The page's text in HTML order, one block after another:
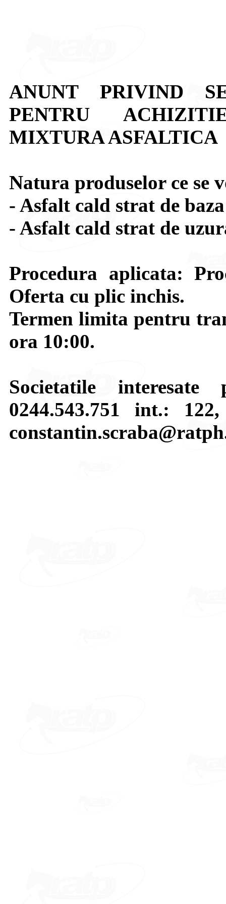
ANUNT PRIVIND
PENTRU
MIXTURA ASFALTICA
Natura produselor ce se
- Asfalt cald strat de
- Asfalt cald strat de
Procedura aplicata:
Oferta cu plic inchis.
Termen limita pentru
ora 10:00.
Societatile
0244.543.751 int.: